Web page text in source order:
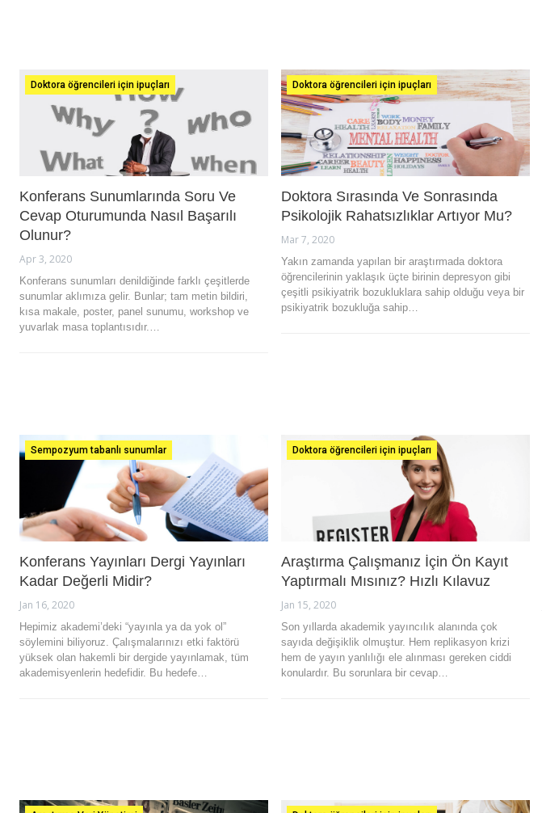
Doktora öğrencileri için ipuçları
Konferans Sunumlarında Soru Ve
Cevap Oturumunda Nasıl Başarılı
Olunur?
Apr 3, 2020
Konferans sunumları denildiğinde farklı çeşitlerde
sunumlar aklımıza gelir. Bunlar; tam metin bildiri,
kısa makale, poster, panel sunumu, workshop ve
yuvarlak masa toplantısıdır.…
Doktora öğrencileri için ipuçları
Doktora Sırasında Ve Sonrasında
Psikolojik Rahatsızlıklar Artıyor Mu?
Mar 7, 2020
Yakın zamanda yapılan bir araştırmada doktora
öğrencilerinin yaklaşık üçte birinin depresyon gibi
çeşitli psikiyatrik bozukluklara sahip olduğu veya bir
psikiyatrik bozukluğa sahip…
Sempozyum tabanlı sunumlar
Konferans Yayınları Dergi Yayınları
Kadar Değerli Midir?
Jan 16, 2020
Hepimiz akademi’deki “yayınla ya da yok ol”
söylemini biliyoruz. Çalışmalarınızı etki faktörü
yüksek olan hakemli bir dergide yayınlamak, tüm
akademisyenlerin hedefidir. Bu hedefe…
Doktora öğrencileri için ipuçları
Araştırma Çalışmanız İçin Ön Kayıt
Yaptırmalı Mısınız? Hızlı Kılavuz
Jan 15, 2020
Son yıllarda akademik yayıncılık alanında çok
sayıda değişiklik olmuştur. Hem replikasyon krizi
hem de yayın yanlılığı ele alınması gereken ciddi
konulardır. Bu sorunlara bir cevap…